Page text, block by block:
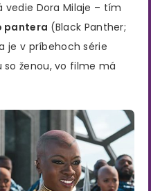
vedie Dora Milaje – tím
pantera (Black Panther;
je v príbehoch série
so ženou, vo filme má